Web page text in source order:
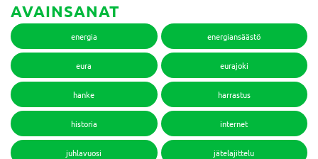
AVAINSANAT
energia energiansäästö
eura eurajoki
hanke harrastus
historia internet
juhlavuosi jätelajittelu